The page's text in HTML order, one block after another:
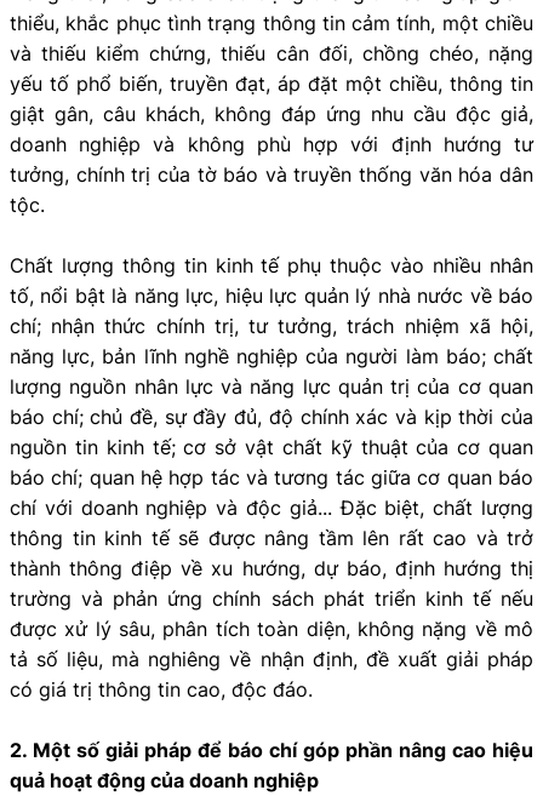
thiểu, khắc phục tình trạng thông tin cảm tính, một chiều
và thiếu kiểm chứng, thiếu cân đối, chồng chéo, nặng
yếu tố phổ biến, truyền đạt, áp đặt một chiều, thông tin
giật gân, câu khách, không đáp ứng nhu cầu độc giả,
doanh nghiệp và không phù hợp với định hướng tư
tưởng, chính trị của tờ báo và truyền thống văn hóa dân
tộc.
Chất lượng thông tin kinh tế phụ thuộc vào nhiều nhân
tố, nổi bật là năng lực, hiệu lực quản lý nhà nước về báo
chí; nhận thức chính trị, tư tưởng, trách nhiệm xã hội,
năng lực, bản lĩnh nghề nghiệp của người làm báo; chất
lượng nguồn nhân lực và năng lực quản trị của cơ quan
báo chí; chủ đề, sự đầy đủ, độ chính xác và kịp thời của
nguồn tin kinh tế; cơ sở vật chất kỹ thuật của cơ quan
báo chí; quan hệ hợp tác và tương tác giữa cơ quan báo
chí với doanh nghiệp và độc giả... Đặc biệt, chất lượng
thông tin kinh tế sẽ được nâng tầm lên rất cao và trở
thành thông điệp về xu hướng, dự báo, định hướng thị
trường và phản ứng chính sách phát triển kinh tế nếu
được xử lý sâu, phân tích toàn diện, không nặng về mô
tả số liệu, mà nghiêng về nhận định, đề xuất giải pháp
có giá trị thông tin cao, độc đáo.
2. Một số giải pháp để báo chí góp phần nâng cao hiệu
quả hoạt động của doanh nghiệp